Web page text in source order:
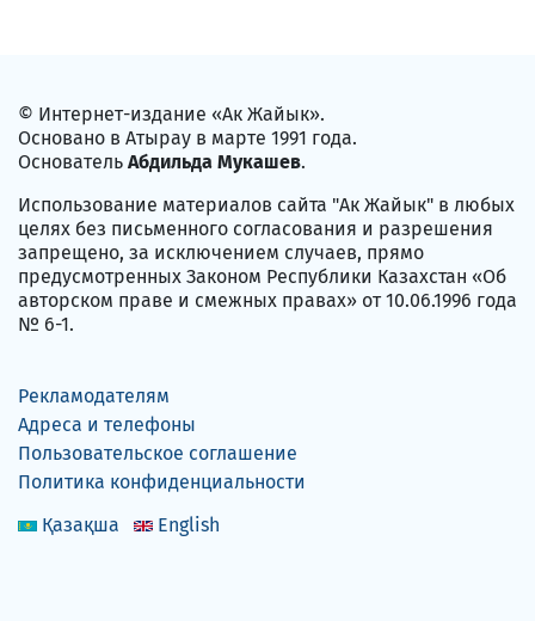
© Интернет-издание «Ак Жайык».
Основано в Атырау в марте 1991 года.
Основатель Абдильда Мукашев.
Использование материалов сайта "Ак Жайык" в любых
целях без письменного согласования и разрешения
запрещено, за исключением случаев, прямо
предусмотренных Законом Республики Казахстан «Об
авторском праве и смежных правах» от 10.06.1996 года
№ 6-1.
Рекламодателям
Адреса и телефоны
Пользовательское соглашение
Политика конфиденциальности
Қазақша
English